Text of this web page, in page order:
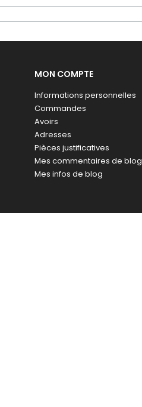
MON COMPTE
Informations personnelles
Commandes
Avoirs
Adresses
Pièces justificatives
Mes commentaires de blog
Mes infos de blog